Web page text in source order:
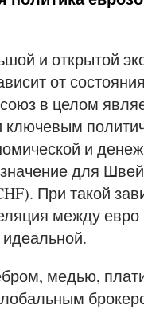
и открытой
от
в целом
и
для
При такой
между
медью,